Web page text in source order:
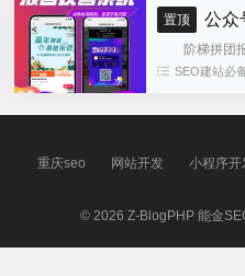
置顶 公众号
阶梯拼团报
全供应链商业
SEO建站必
重庆seo 网站开发 小程序开
© 2026Z-BlogPHP 能金